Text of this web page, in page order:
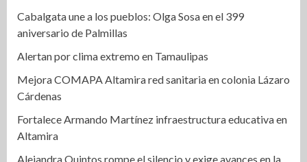
Cabalgata une a los pueblos: Olga Sosa en el 399
aniversario de Palmillas
Alertan por clima extremo en Tamaulipas
Mejora COMAPA Altamira red sanitaria en colonia Lázaro
Cárdenas
Fortalece Armando Martínez infraestructura educativa en
Altamira
Alejandra Quintos rompe el silencio y exige avances en la